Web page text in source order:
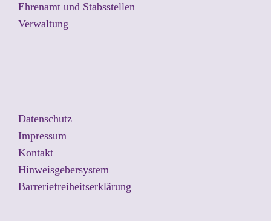
Ehrenamt und Stabsstellen
Verwaltung
Datenschutz
Impressum
Kontakt
Hinweisgebersystem
Barreriefreiheitserklärung